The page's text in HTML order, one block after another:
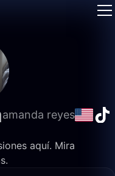
amanda reyes
aquí. Mira